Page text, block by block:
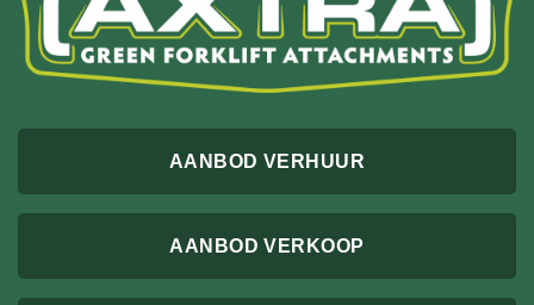
AANBOD VERHUUR
AANBOD VERKOOP